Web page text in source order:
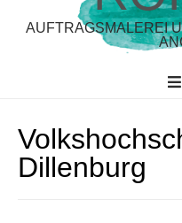
AUFTRAGSMALEREI
Dillenburg